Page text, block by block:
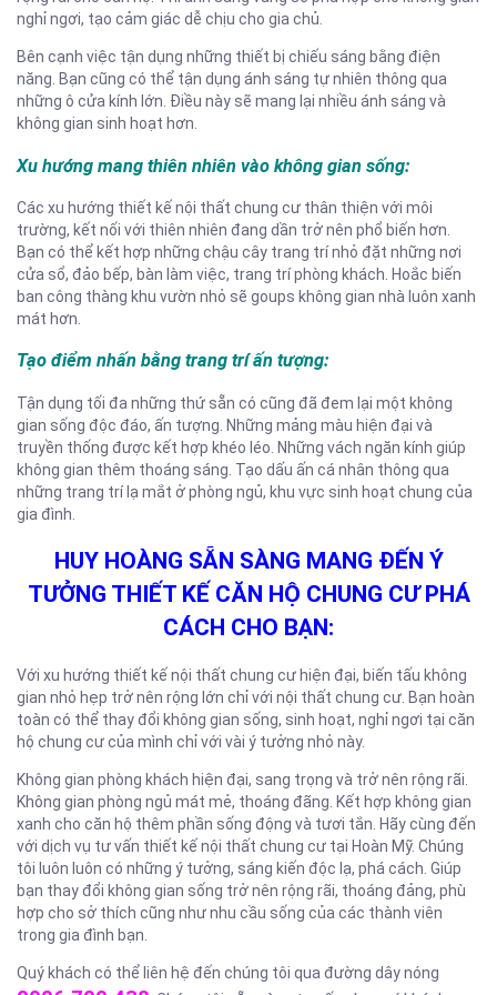
nghỉ ngơi, tạo cảm giác dễ chịu cho gia chủ.
Bên cạnh việc tận dụng những thiết bị chiếu sáng bằng điện
năng. Bạn cũng có thể tận dụng ánh sáng tự nhiên thông qua
những ô cửa kính lớn. Điều này sẽ mang lại nhiều ánh sáng và
không gian sinh hoạt hơn.
Xu hướng mang thiên nhiên vào không gian sống:
Các xu hướng thiết kế nội thất chung cư thân thiện với môi
trường, kết nối với thiên nhiên đang dần trở nên phổ biến hơn.
Bạn có thể kết hợp những chậu cây trang trí nhỏ đặt những nơi
cửa sổ, đảo bếp, bàn làm việc, trang trí phòng khách. Hoắc biến
ban công thàng khu vườn nhỏ sẽ goups không gian nhà luôn xanh
mát hơn.
Tạo điểm nhấn bằng trang trí ấn tượng:
Tận dụng tối đa những thứ sẵn có cũng đã đem lại một không
gian sống độc đáo, ấn tượng. Những mảng màu hiện đại và
truyền thống được kết hợp khéo léo. Những vách ngăn kính giúp
không gian thêm thoáng sáng. Tạo dấu ấn cá nhân thông qua
những trang trí lạ mắt ở phòng ngủ, khu vực sinh hoạt chung của
gia đình.
HUY HOÀNG SẴN SÀNG MANG ĐẾN Ý
TƯỞNG THIẾT KẾ CĂN HỘ CHUNG CƯ PHÁ
CÁCH CHO BẠN:
Với xu hướng thiết kế nội thất chung cư hiện đại, biến tấu không
gian nhỏ hẹp trở nên rộng lớn chỉ với nội thất chung cư. Bạn hoàn
toàn có thể thay đổi không gian sống, sinh hoạt, nghỉ ngơi tại căn
hộ chung cư của mình chỉ với vài ý tưởng nhỏ này.
Không gian phòng khách hiện đại, sang trọng và trở nên rộng rãi.
Không gian phòng ngủ mát mẻ, thoáng đãng. Kết hợp không gian
xanh cho căn hộ thêm phần sống động và tươi tắn. Hãy cùng đến
với dịch vụ tư vấn thiết kế nội thất chung cư tại Hoàn Mỹ. Chúng
tôi luôn luôn có những ý tưởng, sáng kiến độc lạ, phá cách. Giúp
bạn thay đổi không gian sống trở nên rộng rãi, thoáng đảng, phù
hợp cho sở thích cũng như nhu cầu sống của các thành viên
trong gia đình bạn.
Quý khách có thể liên hệ đến chúng tôi qua đường dây nóng